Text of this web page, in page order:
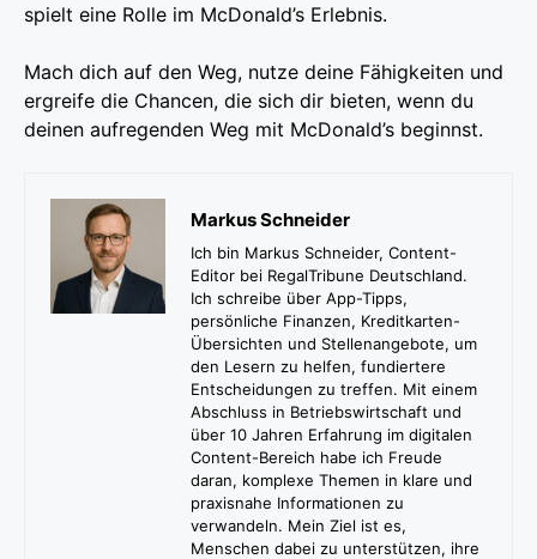
spielt eine Rolle im McDonald’s Erlebnis.
Mach dich auf den Weg, nutze deine Fähigkeiten und
ergreife die Chancen, die sich dir bieten, wenn du
deinen aufregenden Weg mit McDonald’s beginnst.
Markus Schneider
Ich bin Markus Schneider, Content-
Editor bei RegalTribune Deutschland.
Ich schreibe über App-Tipps,
persönliche Finanzen, Kreditkarten-
Übersichten und Stellenangebote, um
den Lesern zu helfen, fundiertere
Entscheidungen zu treffen. Mit einem
Abschluss in Betriebswirtschaft und
über 10 Jahren Erfahrung im digitalen
Content-Bereich habe ich Freude
daran, komplexe Themen in klare und
praxisnahe Informationen zu
verwandeln. Mein Ziel ist es,
Menschen dabei zu unterstützen, ihre